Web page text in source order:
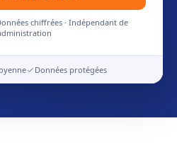
chiffrées · Indépendant de
Données protégées